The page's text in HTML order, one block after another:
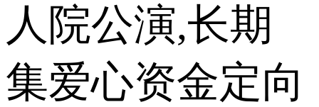
人院公演,长期
集爱心资金定向